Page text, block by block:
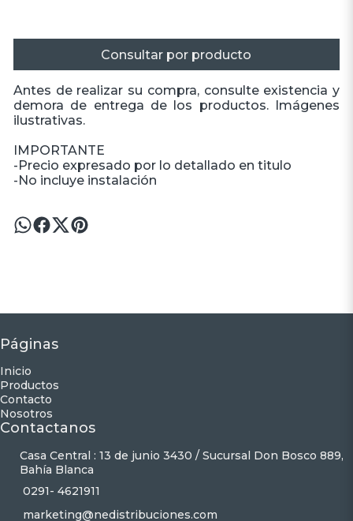
Consultar por producto
Antes de realizar su compra, consulte existencia y
demora de entrega de los productos. Imágenes
ilustrativas.
IMPORTANTE
-Precio expresado por lo detallado en titulo
-No incluye instalación
Páginas
Inicio
Productos
Contacto
Nosotros
Contactanos
Casa Central : 13 de junio 3430 / Sucursal Don Bosco 889,
Bahía Blanca
0291- 4621911
marketing@nedistribuciones.com